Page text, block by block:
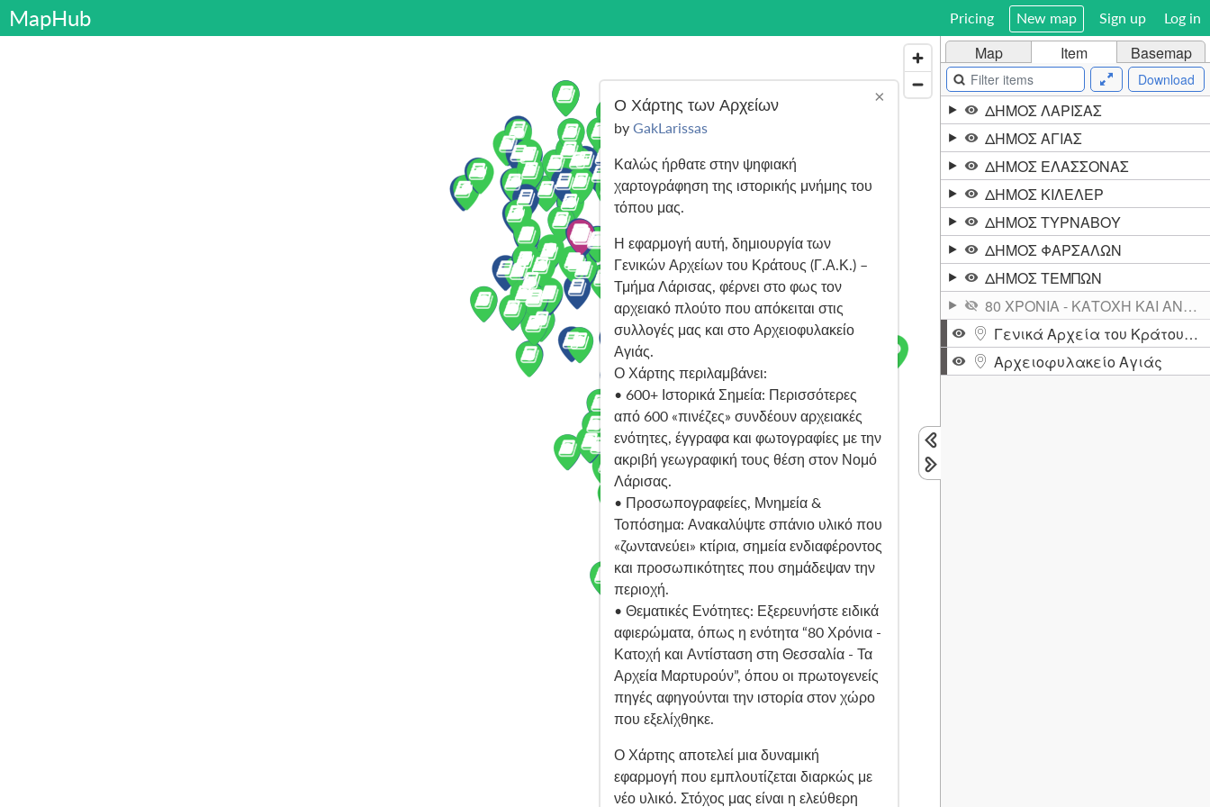
MapHub Sign up Log in
Pricing New map
×
Ο Χάρτης των Αρχείων
by GakLarissas
Καλώς ήρθατε στην ψηφιακή
χαρτογράφηση της ιστορικής μνήμης του
τόπου μας.
Η εφαρμογή αυτή, δημιουργία των
Γενικών Αρχείων του Κράτους (Γ.Α.Κ.) –
Τμήμα Λάρισας, φέρνει στο φως τον
αρχειακό πλούτο που απόκειται στις
συλλογές μας και στο Αρχειοφυλακείο
Αγιάς.
Ο Χάρτης περιλαμβάνει:
• 600+ Ιστορικά Σημεία: Περισσότερες
από 600 «πινέζες» συνδέουν αρχειακές
ενότητες, έγγραφα και φωτογραφίες με την
ακριβή γεωγραφική τους θέση στον Νομό
Λάρισας.
• Προσωπογραφείες, Μνημεία &
Τοπόσημα: Ανακαλύψτε σπάνιο υλικό που
«ζωντανεύει» κτίρια, σημεία ενδιαφέροντος
και προσωπικότητες που σημάδεψαν την
περιοχή.
• Θεματικές Ενότητες: Εξερευνήστε ειδικά
αφιερώματα, όπως η ενότητα “80 Χρόνια -
Κατοχή και Αντίσταση στη Θεσσαλία - Τα
Αρχεία Μαρτυρούν”, όπου οι πρωτογενείς
πηγές αφηγούνται την ιστορία στον χώρο
που εξελίχθηκε.
Ο Χάρτης αποτελεί μια δυναμική
εφαρμογή που εμπλουτίζεται διαρκώς με
νέο υλικό. Στόχος μας είναι η ελεύθερη
Map Item Basemap
Download
ΔΗΜΟΣ ΛΑΡΙΣΑΣ
ΔΗΜΟΣ ΑΓΙΑΣ
ΔΗΜΟΣ ΕΛΑΣΣΟΝΑΣ
ΔΗΜΟΣ ΚΙΛΕΛΕΡ
ΔΗΜΟΣ ΤΥΡΝΑΒΟΥ
ΔΗΜΟΣ ΦΑΡΣΑΛΩΝ
ΔΗΜΟΣ ΤΕΜΠΩΝ
80 ΧΡΟΝΙΑ - ΚΑΤΟΧΗ ΚΑΙ ΑΝΤΙΣΤΑΣΗ ΣΤΗ ΘΕΣΣΑΛΙΑ - ΤΑ ΑΡΧΕΙΑ ΜΑΡΤΥΡΟΥΝ
Γενικά Αρχεία του Κράτους Ν. Λάρισας
Αρχειοφυλακείο Αγιάς